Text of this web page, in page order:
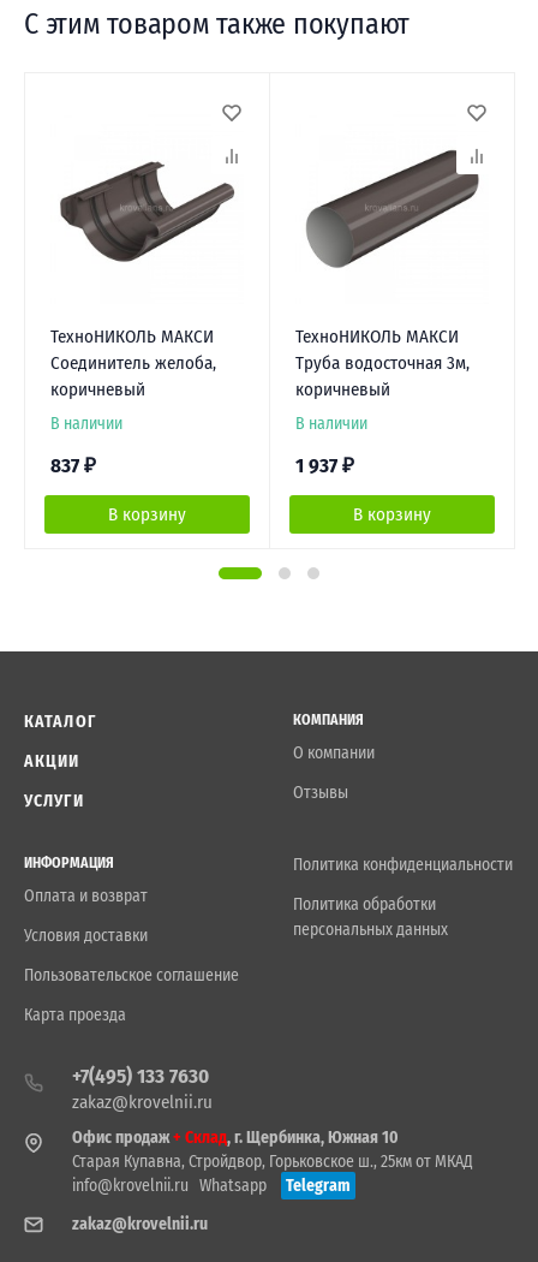
С этим товаром также покупают
ТехноНИКОЛЬ МАКСИ
Соединитель желоба,
коричневый
В наличии
837 ₽
В корзину
ТехноНИКОЛЬ МАКСИ
Труба водосточная 3м,
коричневый
В наличии
1 937 ₽
В корзину
КАТАЛОГ
АКЦИИ
УСЛУГИ
КОМПАНИЯ
О компании
Отзывы
ИНФОРМАЦИЯ
Оплата и возврат
Условия доставки
Пользовательское соглашение
Карта проезда
Политика конфиденциальности
Политика обработки
персональных данных
+7(495) 133 7630
zakaz@krovelnii.ru
Офис продаж+ Склад, г. Щербинка, Южная 10
Старая Купавна, Стройдвор, Горьковское ш., 25км от МКАД
info@krovelnii.ru Whatsapp
Telegram
zakaz@krovelnii.ru